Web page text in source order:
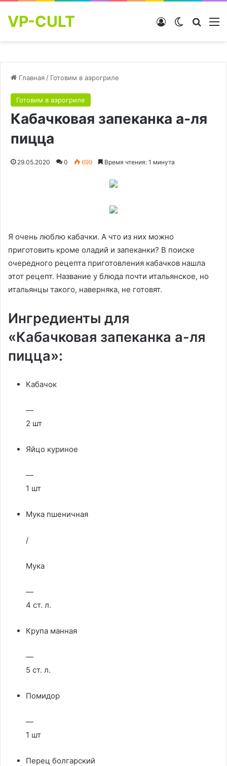
VP-CULT Switch skin
Войти
Главная / Готовим в аэрогриле
Готовим в аэрогриле
Кабачковая запеканка а-ля
пицца
29.05.2020 0 699 Время чтения: 1 минута
Я очень люблю кабачки. А что из них можно
приготовить кроме оладий и запеканки? В поиске
очередного рецепта приготовления кабачков нашла
этот рецепт. Название у блюда почти итальянское, но
итальянцы такого, наверняка, не готовят.
Ингредиенты для
«Кабачковая запеканка а-ля
пицца»:
Кабачок
—
2 шт
Яйцо куриное
—
1 шт
Мука пшеничная
/
Мука
—
4 ст. л.
Крупа манная
—
5 ст. л.
Помидор
—
1 шт
Перец болгарский